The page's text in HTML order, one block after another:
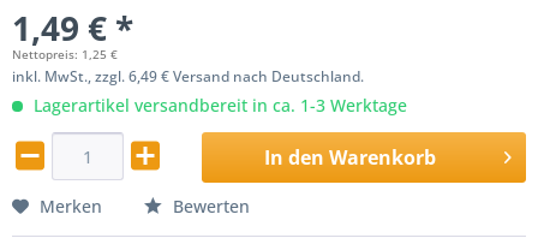
1,49 € *
Nettopreis: 1,25 €
inkl. MwSt., zzgl. 6,49 € Versand nach Deutschland.
Lagerartikel versandbereit in ca. 1-3 Werktage
In den Warenkorb
Merken Bewerten